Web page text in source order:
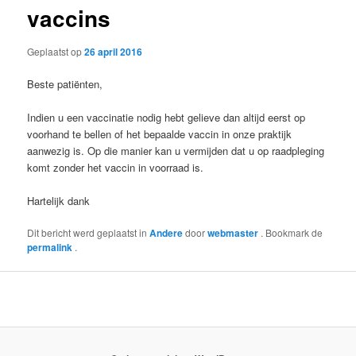
vaccins
Geplaatst op26 april 2016
Beste patiënten,
Indien u een vaccinatie nodig hebt gelieve dan altijd eerst op
voorhand te bellen of het bepaalde vaccin in onze praktijk
aanwezig is. Op die manier kan u vermijden dat u op raadpleging
komt zonder het vaccin in voorraad is.
Hartelijk dank
Dit bericht werd geplaatst inAnderedoorwebmaster . Bookmark de
permalink .